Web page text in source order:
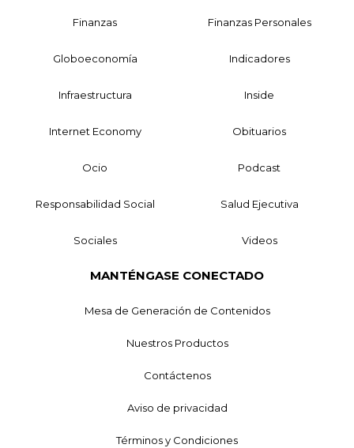
Finanzas Finanzas Personales
Globoeconomía Indicadores
Infraestructura Inside
Internet Economy Obituarios
Ocio Podcast
Responsabilidad Social Salud Ejecutiva
Sociales Videos
MANTÉNGASE CONECTADO
Mesa de Generación de Contenidos
Nuestros Productos
Contáctenos
Aviso de privacidad
Términos y Condiciones